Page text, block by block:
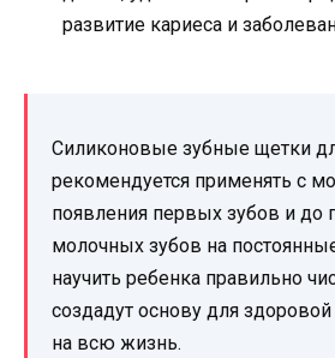
развитие кариеса и
Силиконовые зубные щетки
рекомендуется применять с
появления первых зубов и до
молочных зубов на
научить ребенка правильно
создадут основу для здоровой
на всю жизнь.